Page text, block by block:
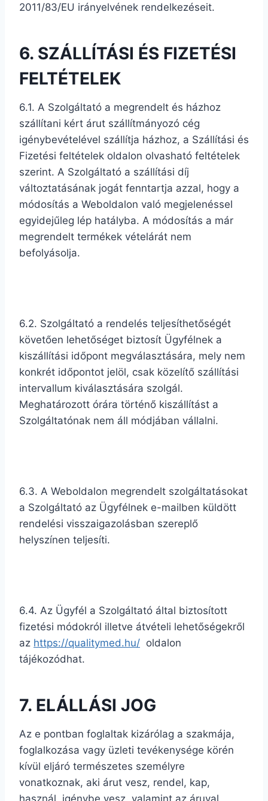
2011/83/EU irányelvének rendelkezéseit.
6. SZÁLLÍTÁSI ÉS FIZETÉSI
FELTÉTELEK
6.1. A Szolgáltató a megrendelt és házhoz
szállítani kért árut szállítmányozó cég
igénybevételével szállítja házhoz, a Szállítási és
Fizetési feltételek oldalon olvasható feltételek
szerint. A Szolgáltató a szállítási díj
változtatásának jogát fenntartja azzal, hogy a
módosítás a Weboldalon való megjelenéssel
egyidejűleg lép hatályba. A módosítás a már
megrendelt termékek vételárát nem
befolyásolja.
6.2. Szolgáltató a rendelés teljesíthetőségét
követően lehetőséget biztosít Ügyfélnek a
kiszállítási időpont megválasztására, mely nem
konkrét időpontot jelöl, csak közelítő szállítási
intervallum kiválasztására szolgál.
Meghatározott órára történő kiszállítást a
Szolgáltatónak nem áll módjában vállalni.
6.3. A Weboldalon megrendelt szolgáltatásokat
a Szolgáltató az Ügyfélnek e-mailben küldött
rendelési visszaigazolásban szereplő
helyszínen teljesíti.
6.4. Az Ügyfél a Szolgáltató által biztosított
fizetési módokról illetve átvételi lehetőségekről
az https://qualitymed.hu/ oldalon
tájékozódhat.
7. ELÁLLÁSI JOG
Az e pontban foglaltak kizárólag a szakmája,
foglalkozása vagy üzleti tevékenysége körén
kívül eljáró természetes személyre
vonatkoznak, aki árut vesz, rendel, kap,
használ, igénybe vesz, valamint az áruval